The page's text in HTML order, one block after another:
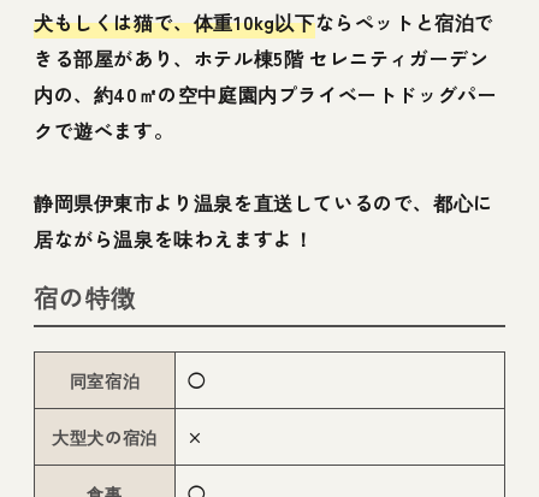
犬もしくは猫で、体重10kg以下ならペットと宿泊で
きる部屋があり、ホテル棟5階 セレニティガーデン
内の、約40㎡の空中庭園内プライベートドッグパー
クで遊べます。
静岡県伊東市より温泉を直送しているので、都心に
居ながら温泉を味わえますよ！
宿の特徴
同室宿泊 ◯
大型犬の宿泊 ×